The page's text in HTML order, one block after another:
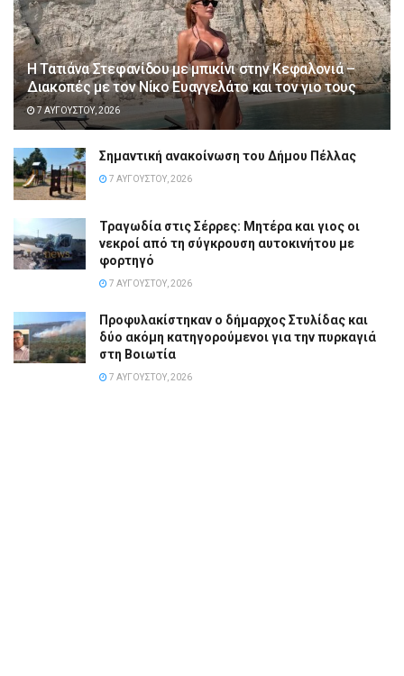
Η Τατιάνα Στεφανίδου με μπικίνι στην Κεφαλονιά –
Διακοπές με τον Νίκο Ευαγγελάτο και τον γιο τους
7 ΑΥΓΟΎΣΤΟΥ, 2026
Σημαντική ανακοίνωση του Δήμου Πέλλας
7 ΑΥΓΟΎΣΤΟΥ, 2026
Τραγωδία στις Σέρρες: Μητέρα και γιος οι
νεκροί από τη σύγκρουση αυτοκινήτου με
φορτηγό
7 ΑΥΓΟΎΣΤΟΥ, 2026
Προφυλακίστηκαν ο δήμαρχος Στυλίδας και
δύο ακόμη κατηγορούμενοι για την πυρκαγιά
στη Βοιωτία
7 ΑΥΓΟΎΣΤΟΥ, 2026